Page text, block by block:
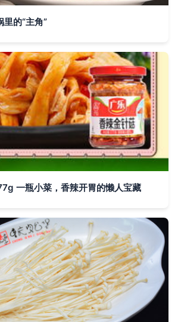
的“主角”
一瓶小菜，香辣开胃的懒人宝藏